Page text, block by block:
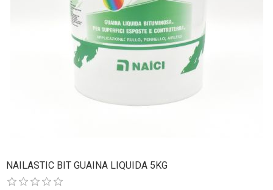
NAILASTIC BIT GUAINA LIQUIDA 5KG